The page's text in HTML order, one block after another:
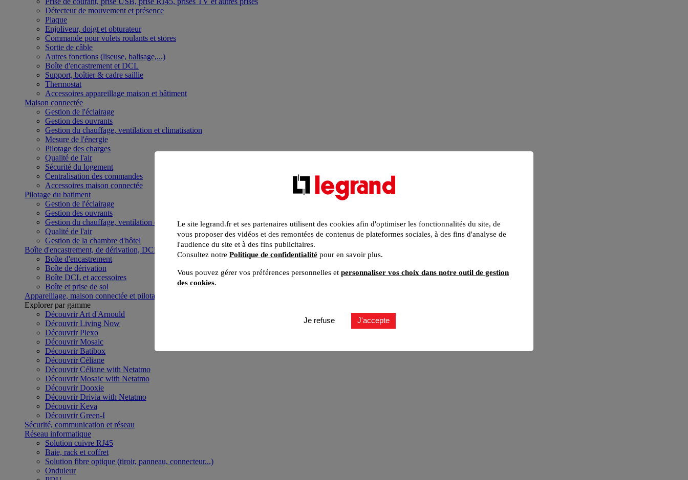
Détecteur de mouvement et présence
Plaque
Enjoliveur, doigt et obturateur
Commande pour volets roulants et stores
Sortie de câble
Autres fonctions (liseuse, balisage,...)
Boîte d'encastrement et DCL
Support, boîtier & cadre saillie
Thermostat
Accessoires appareillage maison et bâtiment
Maison connectée
Gestion de l'éclairage
Gestion des ouvrants
Gestion du chauffage, ventilation et climatisation
Mesure de l'énergie
Pilotage des charges
Qualité de l'air
Sécurité du logement
Centralisation des commandes
Accessoires maison connectée
Pilotage du batiment
Gestion de l'éclairage
Gestion des ouvrants
Gestion du chauffage, ventilation et climatisation
Qualité de l'air
Gestion de la chambre d'hôtel
Boîte d'encastrement, de dérivation, DCL et boîte de sol
Boîte d'encastrement
Boîte de dérivation
Boîte DCL et accessoires
Boîte et prise de sol
Appareillage, maison connectée et pilotage du bâtiment
Explorer par gamme
Découvrir Art d'Arnould
Découvrir Living Now
Découvrir Plexo
Découvrir Mosaic
Découvrir Batibox
Découvrir Céliane
Découvrir Céliane with Netatmo
Découvrir Mosaic with Netatmo
Découvrir Dooxie
Découvrir Drivia with Netatmo
Découvrir Keva
Découvrir Green-I
Sécurité, communication et réseau
Réseau informatique
Solution cuivre RJ45
Baie, rack et coffret
Solution fibre optique (tiroir, panneau, connecteur...)
Onduleur
Le site legrand.fr et ses partenaires utilisent des cookies afin d'optimiser les fonctionnalités du site, de
vous proposer des vidéos et des remontées de contenus de plateformes sociales, à des fins d'analyse de
l'audience du site et à des fins publicitaires.
Consultez notre Politique de confidentialité pour en savoir plus.
Vous pouvez gérer vos préférences personnelles et personnaliser vos choix dans notre outil de gestion
des cookies.
Je refuse J'accepte